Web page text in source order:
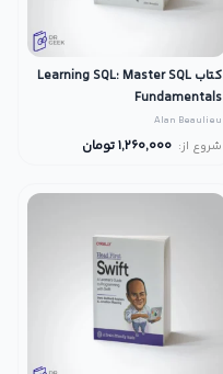
کتاب Learning SQL: Master SQL
Fundamentals
Alan Beaulieu
شروع از: 1,260,000تومان